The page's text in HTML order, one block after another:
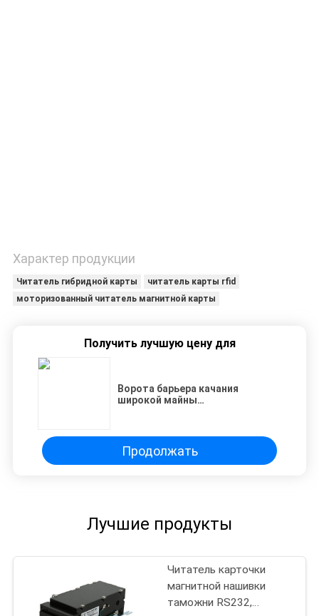
POLICY
Характер продукции
Читатель гибридной карты
читатель карты rfid
моторизованный читатель магнитной карты
Получить лучшую цену для
Ворота барьера качания
широкой майны
карты Mifare-1
Продолжать
Лучшие продукты
Читатель карточки
магнитной нашивки
таможни RS232,